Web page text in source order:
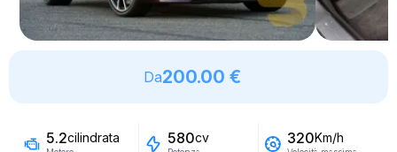
Da200.00 €
5.2cilindrata 580cv 320Km/h